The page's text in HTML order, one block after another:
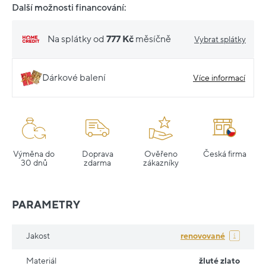
Další možnosti financování:
Na splátky od 777 Kč měsíčně Vybrat splátky
Dárkové balení Více informací
Výměna do
30 dnů
Doprava
zdarma
Ověřeno
zákazníky
Česká firma
PARAMETRY
Jakost renovované
Materiál žluté zlato